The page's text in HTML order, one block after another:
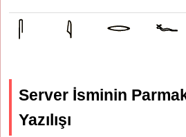
Server İsminin
Yazılışı